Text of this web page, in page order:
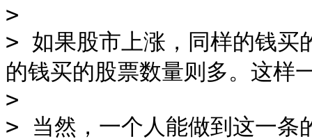
>
> 如果股市上涨，同样的钱买
的钱买的股票数量则多。这样
>
> 当然，一个人能做到这一条